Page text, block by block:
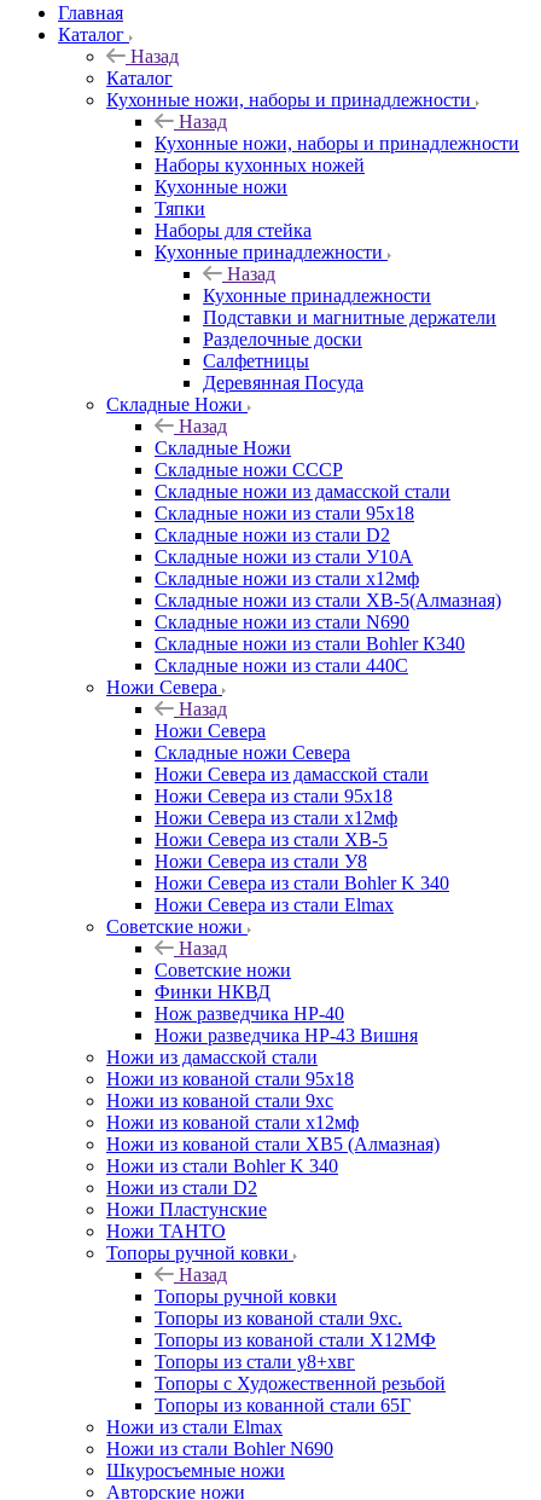
Главная
Каталог
Назад
Каталог
Кухонные ножи, наборы и принадлежности
Назад
Кухонные ножи, наборы и принадлежности
Наборы кухонных ножей
Кухонные ножи
Тяпки
Наборы для стейка
Кухонные принадлежности
Назад
Кухонные принадлежности
Подставки и магнитные держатели
Разделочные доски
Салфетницы
Деревянная Посуда
Складные Ножи
Назад
Складные Ножи
Cкладные ножи СССР
Складные ножи из дамасской стали
Складные ножи из стали 95х18
Складные ножи из стали D2
Складные ножи из стали У10А
Складные ножи из стали х12мф
Складные ножи из стали ХВ-5(Алмазная)
Складные ножи из стали N690
Складные ножи из стали Bohler К340
Складные ножи из стали 440С
Ножи Севера
Назад
Ножи Севера
Складные ножи Севера
Ножи Севера из дамасской стали
Ножи Севера из стали 95х18
Ножи Севера из стали х12мф
Ножи Севера из стали ХВ-5
Ножи Севера из стали У8
Ножи Севера из стали Bohler K 340
Ножи Севера из стали Elmax
Советские ножи
Назад
Советские ножи
Финки НКВД
Нож разведчика НР-40
Ножи разведчика НР-43 Вишня
Ножи из дамасской стали
Ножи из кованой стали 95х18
Ножи из кованой стали 9хс
Ножи из кованой стали х12мф
Ножи из кованой стали ХВ5 (Алмазная)
Ножи из стали Bohler K 340
Ножи из стали D2
Ножи Пластунские
Ножи ТАНТО
Топоры ручной ковки
Назад
Топоры ручной ковки
Топоры из кованой стали 9хс.
Топоры из кованой стали Х12МФ
Топоры из стали у8+хвг
Топоры с Художественной резьбой
Топоры из кованной стали 65Г
Ножи из стали Elmax
Ножи из стали Bohler N690
Шкуросъемные ножи
Авторские ножи